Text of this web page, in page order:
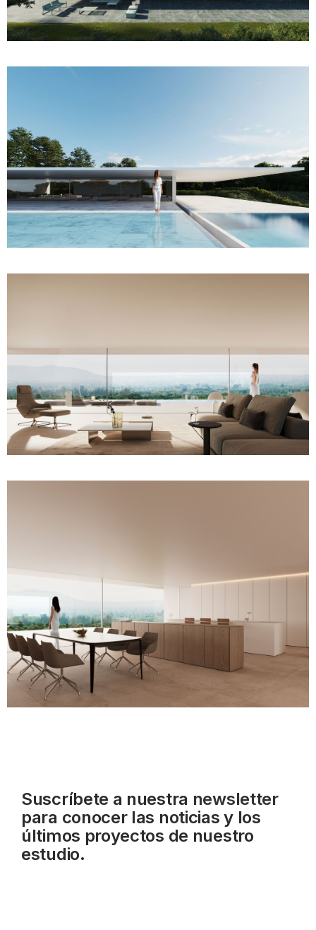
Suscríbete a nuestra newsletter
para conocer las noticias y los
últimos proyectos de nuestro
estudio.